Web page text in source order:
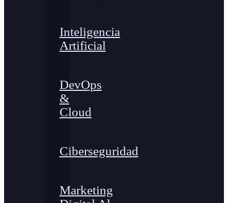
Inteligencia
Artificial
DevOps
&
Cloud
Ciberseguridad
Marketing